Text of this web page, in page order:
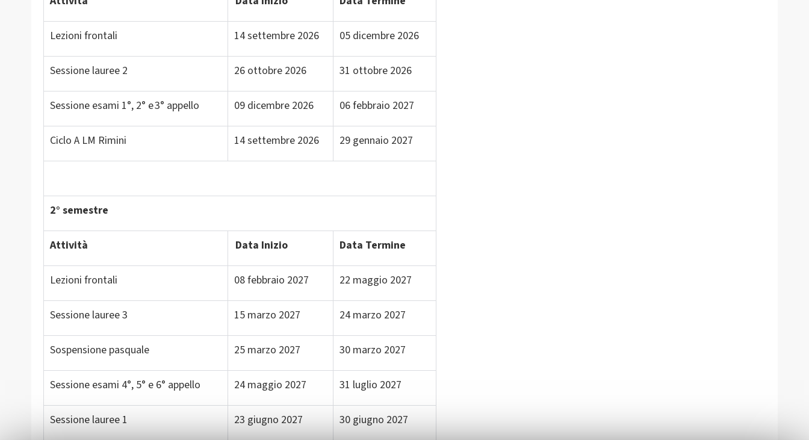
Lezioni frontali 14 settembre 2026 05 dicembre 2026
Sessione lauree 2 26 ottobre 2026 31 ottobre 2026
Sessione esami 1°, 2° e3° appello 09 dicembre 2026 06 febbraio 2027
Ciclo A LM Rimini 14 settembre 2026 29 gennaio 2027
2° semestre
Attività Data Inizio Data Termine
Lezioni frontali 08 febbraio 2027 22 maggio 2027
Sessione lauree 3 15 marzo 2027 24 marzo 2027
Sospensione pasquale 25 marzo 2027 30 marzo 2027
Sessione esami 4°, 5° e 6° appello 24 maggio 2027 31 luglio 2027
Sessione lauree 1 23 giugno 2027 30 giugno 2027